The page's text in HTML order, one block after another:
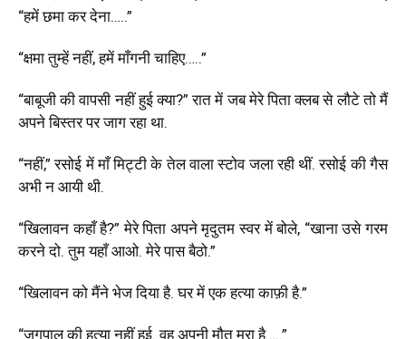
“हमें छमा कर देना…..”
“क्षमा तुम्हें नहीं, हमें माँगनी चाहिए…..”
“बाबूजी की वापसी नहीं हुई क्या?” रात में जब मेरे पिता क्लब से लौटे तो मैं
अपने बिस्तर पर जाग रहा था.
“नहीं,” रसोई में माँ मिट्टी के तेल वाला स्टोव जला रही थीं. रसोई की गैस
अभी न आयी थी.
“खिलावन कहाँ है?” मेरे पिता अपने मृदुतम स्वर में बोले, “खाना उसे गरम
करने दो. तुम यहाँ आओ. मेरे पास बैठो.”
“खिलावन को मैंने भेज दिया है. घर में एक हत्या काफ़ी है.”
“जगपाल की हत्या नहीं हुई. वह अपनी मौत मरा है…..”